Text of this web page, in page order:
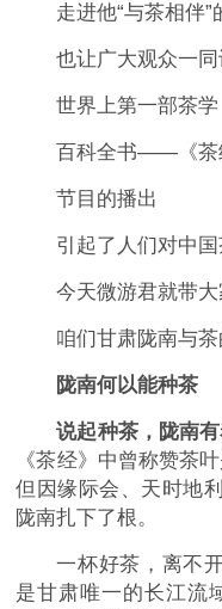
走进他“与茶相伴”
也让广大观众一同
世界上第一部茶学
百科全书——《茶
节目的播出
引起了人们对中
今天微游君就带
咱们甘肃陇南与
陇南何以能种茶
说起种茶，陇南
《茶经》中曾称赞茶
但因缘际会、天时地利
陇南扎下了根。
一杯好茶，离不
是甘肃唯一的长江流